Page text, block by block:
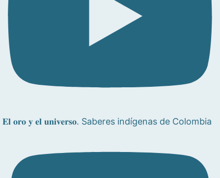
𝐄𝐥 𝐨𝐫𝐨 𝐲 𝐞𝐥 𝐮𝐧𝐢𝐯𝐞𝐫𝐬𝐨. Saberes indígenas de Colombia